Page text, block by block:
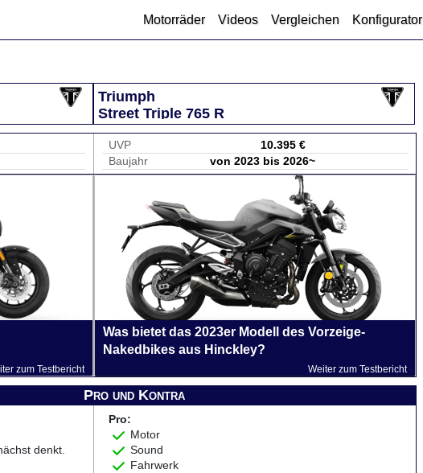
Motorräder Videos Vergleichen Konfigurator
Triumph
Street Triple 765 R
UVP
10.395 €
Baujahr
von 2023 bis 2026~
zum Testbericht
Was bietet das 2023er Modell des Vorzeige-
Nakedbikes aus Hinckley?
Weiter zum Testbericht
Pro und Kontra
denkt.
Pro:
Motor
Sound
Fahrwerk